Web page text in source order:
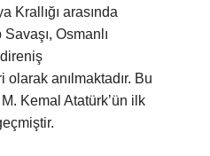
Krallığı arasında
Osmanlı
anılmaktadır. Bu
Kemal Atatürk’ün ilk